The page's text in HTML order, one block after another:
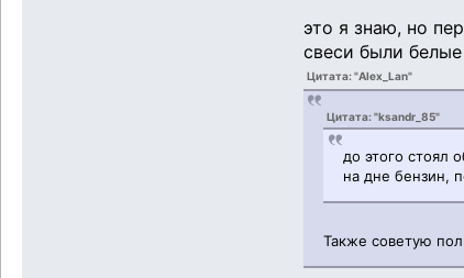
это я знаю, но
свеси были белые
Цитата: "Alex_Lan"
Цитата: "ksandr_85"
до этого стоял
на дне бензин,
Также советую